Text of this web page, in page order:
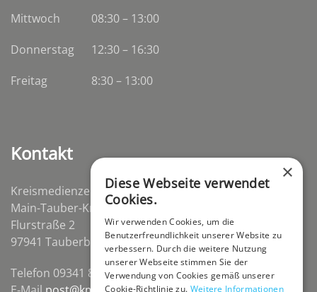
Mittwoch
08:30– 13:00
Donnerstag
12:30 – 16:30
Freitag
8:30 – 13:00
Kontakt
Kreismedienzentrum
Main-Tauber-Kreis
Flurstraße 2
97941 Tauberbischofsheim-Distelhausen
Telefon 09341 84670
×
Diese Webseite verwendet
Cookies.
Wir verwenden Cookies, um die
Benutzerfreundlichkeit unserer Website zu
verbessern. Durch die weitere Nutzung
unserer Webseite stimmen Sie der
Verwendung von Cookies gemäß unserer
Cookie-Richtlinie zu. Weitere Informationen